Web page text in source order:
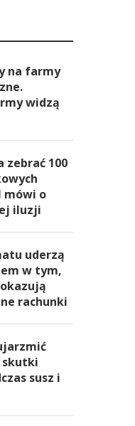
na farmy
widzą
zebrać 100
mówi o
iluzji
uderzą
w tym,
rachunki
skutki
susz i